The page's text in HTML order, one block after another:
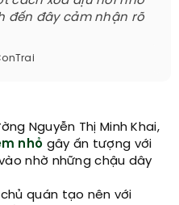
đến đây cảm nhận rõ
Nguyễn Thị Minh Khai,
nhỏ gây ấn tượng với
nhờ những chậu dây
quán tạo nên với